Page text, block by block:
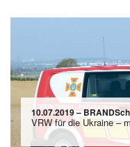
10.07.2019 –
VRW für die Ukraine –